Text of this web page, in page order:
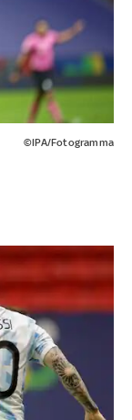
©IPA/Fotogramma